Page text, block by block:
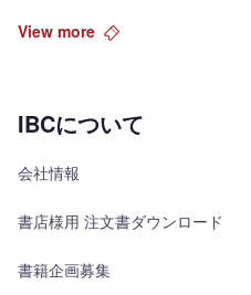
View more
IBCについて
会社情報
書店様用 注文書ダウンロード
書籍企画募集